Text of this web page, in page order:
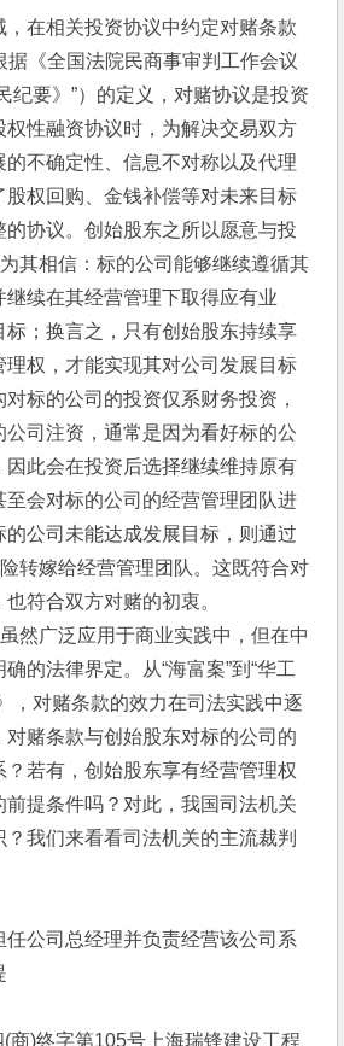
在相关投资协议中约定对赌条款
据《全国法院民商事审判工作会议
纪要》”）的定义，对赌协议是投资
权性融资协议时，为解决交易双方
的不确定性、信息不对称以及代理
股权回购、金钱补偿等对未来目标
协议。创始股东之所以愿意与投
其相信：标的公司能够继续遵循其
续在其经营管理下取得应有业
标；换言之，只有创始股东持续享
理权，才能实现其对公司发展目标
标的公司的投资仅系财务投资，
司注资，通常是因为看好标的公
因此会在投资后选择继续维持原有
至会对标的公司的经营管理团队进
公司未能达成发展目标，则通过
转嫁给经营管理团队。这既符合对
符合双方对赌的初衷。
然广泛应用于商业实践中，但在中
的法律界定。从“海富案”到“华工
，对赌条款的效力在司法实践中逐
赌条款与创始股东对标的公司的
若有，创始股东享有经营管理权
前提条件吗？对此，我国司法机关
我们来看看司法机关的主流裁判
任公司总经理并负责经营该公司系
商)终字第105号上海瑞锋建设工程